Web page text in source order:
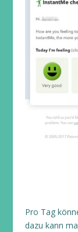
Pro Tag
dazu kann